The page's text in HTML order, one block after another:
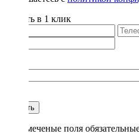
Купить в 1 клик
Купить
* - отмеченые поля